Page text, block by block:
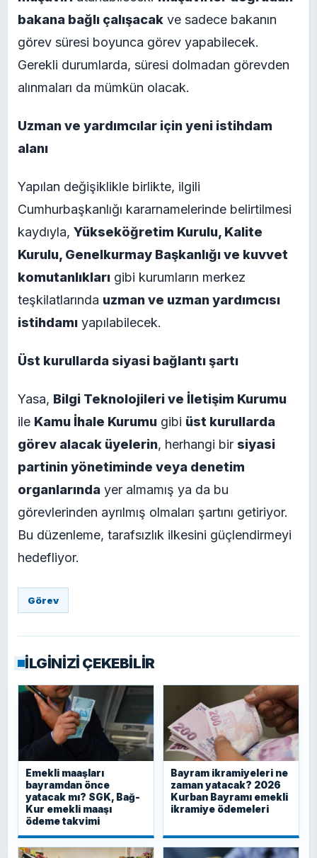
bakana bağlı çalışacak ve sadece bakanın
görev süresi boyunca görev yapabilecek.
Gerekli durumlarda, süresi dolmadan görevden
alınmaları da mümkün olacak.
Uzman ve yardımcılar için yeni istihdam
alanı
Yapılan değişiklikle birlikte, ilgili
Cumhurbaşkanlığı kararnamelerinde belirtilmesi
kaydıyla, Yükseköğretim Kurulu, Kalite
Kurulu, Genelkurmay Başkanlığı ve kuvvet
komutanlıkları gibi kurumların merkez
teşkilatlarında uzman ve uzman yardımcısı
istihdamı yapılabilecek.
Üst kurullarda siyasi bağlantı şartı
Yasa, Bilgi Teknolojileri ve İletişim Kurumu
ile Kamu İhale Kurumu gibi üst kurullarda
görev alacak üyelerin, herhangi bir siyasi
partinin yönetiminde veya denetim
organlarında yer almamış ya da bu
görevlerinden ayrılmış olmaları şartını getiriyor.
Bu düzenleme, tarafsızlık ilkesini güçlendirmeyi
hedefliyor.
Görev
İLGİNİZİ ÇEKEBİLİR
Emekli maaşları
bayramdan önce
yatacak mı? SGK, Bağ-
Kur emekli maaşı
ödeme takvimi
Bayram ikramiyeleri ne
zaman yatacak? 2026
Kurban Bayramı emekli
ikramiye ödemeleri